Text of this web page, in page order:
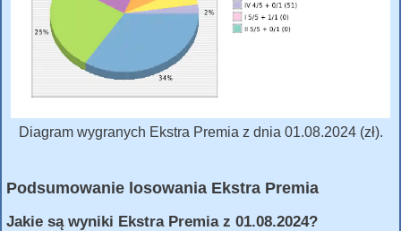
Diagram wygranych Ekstra Premia z dnia 01.08.2024 (zł).
Podsumowanie losowania Ekstra Premia
Jakie są wyniki Ekstra Premia z 01.08.2024?